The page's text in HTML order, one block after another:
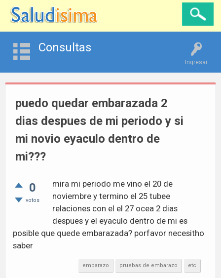
Ingresar
Consultas
puedo quedar embarazada 2
dias despues de mi periodo y si
mi novio eyaculo dentro de
mi???
0
votos
mira mi periodo me vino el 20 de
noviembre y termino el 25 tubee
relaciones con el el 27 ocea 2 dias
despues y el eyaculo dentro de mi es
posible que quede embarazada? porfavor necesitho
saber
embarazo pruebas de embarazo etc